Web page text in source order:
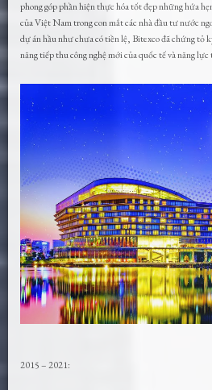
phong góp phần hiện thực hóa tốt đẹp những hứa
của Việt Nam trong con mắt các nhà đầu tư nước
dự án hầu như chưa có tiền lệ, Bitexco đã chứng tỏ
năng tiếp thu công nghệ mới của quốc tế và năng
2015 – 2021: